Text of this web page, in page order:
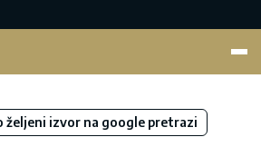
željeni izvor na google pretrazi